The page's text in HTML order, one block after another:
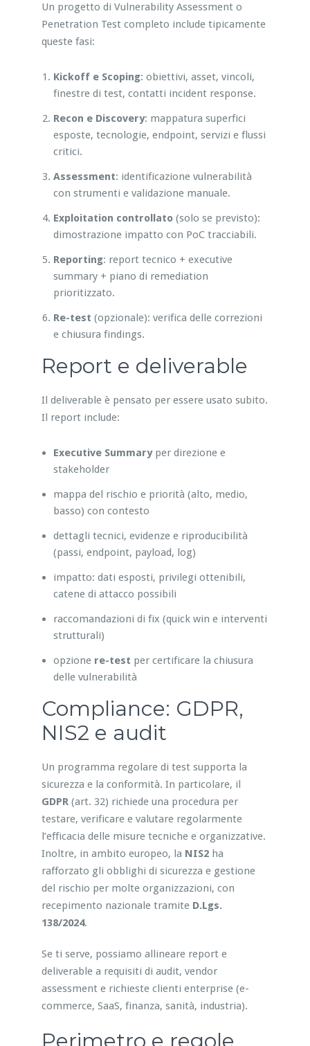
Un progetto di Vulnerability Assessment o
Penetration Test completo include tipicamente
queste fasi:
Kickoff e Scoping: obiettivi, asset, vincoli,
finestre di test, contatti incident response.
Recon e Discovery: mappatura superfici
esposte, tecnologie, endpoint, servizi e flussi
critici.
Assessment: identificazione vulnerabilità
con strumenti e validazione manuale.
Exploitation controllato(solo se previsto):
dimostrazione impatto con PoC tracciabili.
Reporting: report tecnico + executive
summary + piano di remediation
prioritizzato.
Re-test (opzionale): verifica delle correzioni
e chiusura findings.
Report e deliverable
Il deliverable è pensato per essere usato subito.
Il report include:
Executive Summaryper direzione e
stakeholder
mappa del rischio e priorità (alto, medio,
basso) con contesto
dettagli tecnici, evidenze e riproducibilità
(passi, endpoint, payload, log)
impatto: dati esposti, privilegi ottenibili,
catene di attacco possibili
raccomandazioni di fix (quick win e interventi
strutturali)
opzione re-test per certificare la chiusura
delle vulnerabilità
Compliance: GDPR,
NIS2 e audit
Un programma regolare di test supporta la
sicurezza e la conformità. In particolare, il
GDPR(art. 32) richiede una procedura per
testare, verificare e valutare regolarmente
l’efficacia delle misure tecniche e organizzative.
Inoltre, in ambito europeo, la NIS2ha
rafforzato gli obblighi di sicurezza e gestione
del rischio per molte organizzazioni, con
recepimento nazionale tramite D.Lgs.
138/2024.
Se ti serve, possiamo allineare report e
deliverable a requisiti di audit, vendor
assessment e richieste clienti enterprise (e-
commerce, SaaS, finanza, sanità, industria).
Perimetro e regole